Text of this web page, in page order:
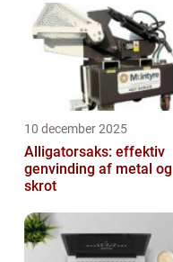
10 december 2025
Alligatorsaks: effektiv
genvinding af metal og
skrot